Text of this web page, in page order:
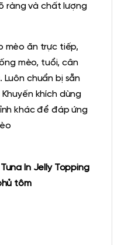
ràng và chất lượng
mèo ăn trực tiếp,
mèo, tuổi, cân
chuẩn bị sẵn
khích dùng
khác để đáp ứng
In Jelly Topping
tôm